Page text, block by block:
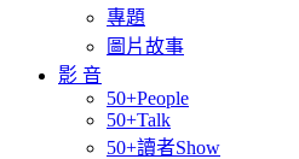
專題
圖片故事
影 音
50+People
50+Talk
50+讀者Show